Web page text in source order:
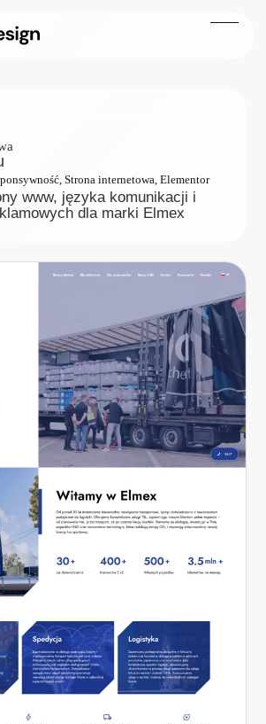
Strona internetowa, Elementor
www, języka komunikacji i
dla marki Elmex